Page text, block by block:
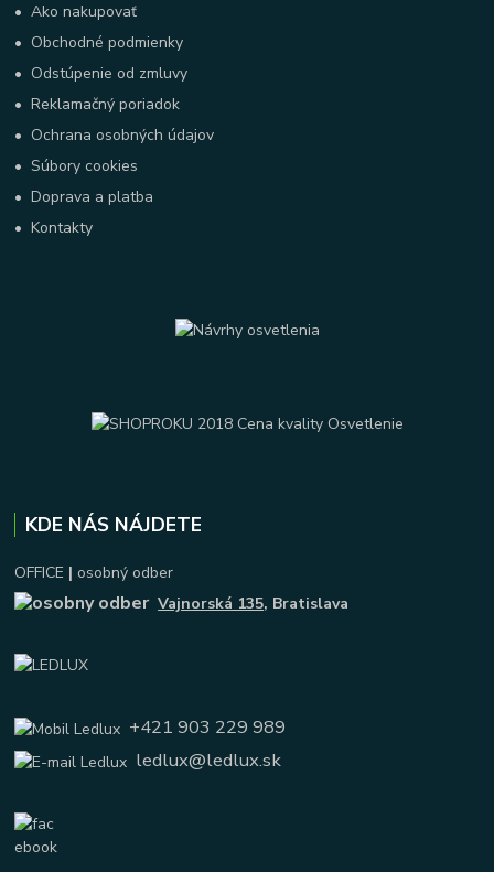
•Ako nakupovať
• Obchodné podmienky
• Odstúpenie od zmluvy
•Reklamačný poriadok
• Ochrana osobných údajov
•Súbory cookies
•Doprava a platba
•Kontakty
KDE NÁS NÁJDETE
OFFICE | osobný odber
Vajnorská 135, Bratislava
+421 903 229 989
ledlux@ledlux.sk